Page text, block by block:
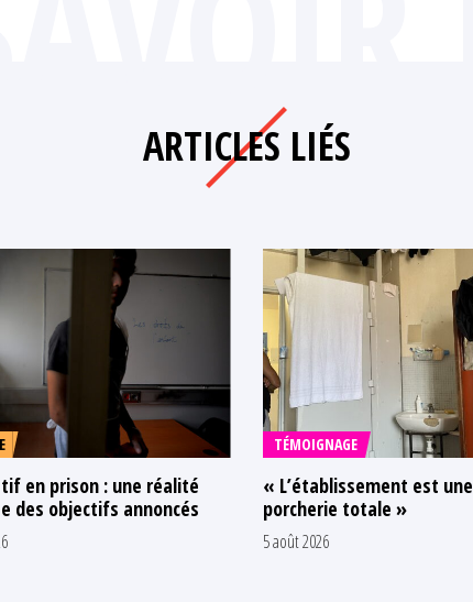
ARTICLES LIÉS
en prison : une réalité
des objectifs annoncés
TÉMOIGNAGE
« L’établissement est une
porcherie totale »
5 août 2026